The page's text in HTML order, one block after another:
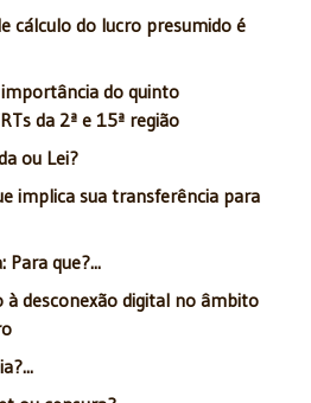
cálculo do lucro presumido é
do quinto
da 2ª e 15ª região
ou Lei?
implica sua transferência para
Para que?...
à desconexão digital no âmbito